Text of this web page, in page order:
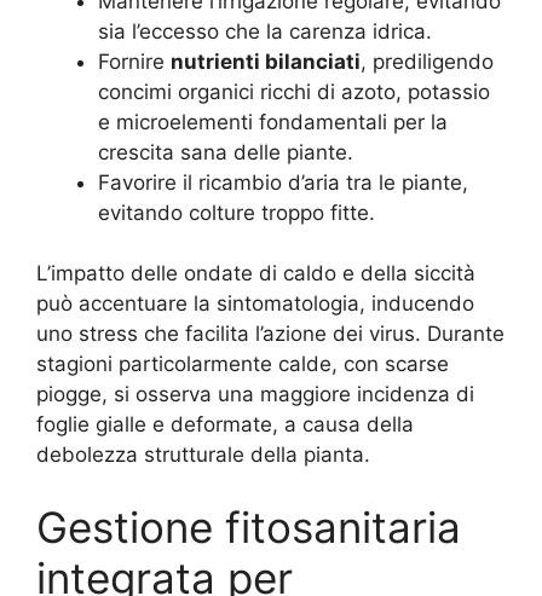
sia l’eccesso che la carenza idrica.
Fornire nutrienti bilanciati, prediligendo
concimi organici ricchi di azoto, potassio
e microelementi fondamentali per la
crescita sana delle piante.
Favorire il ricambio d’aria tra le piante,
evitando colture troppo fitte.
L’impatto delle ondate di caldo e della siccità
può accentuare la sintomatologia, inducendo
uno stress che facilita l’azione dei virus. Durante
stagioni particolarmente calde, con scarse
piogge, si osserva una maggiore incidenza di
foglie gialle e deformate, a causa della
debolezza strutturale della pianta.
Gestione fitosanitaria
integrata per